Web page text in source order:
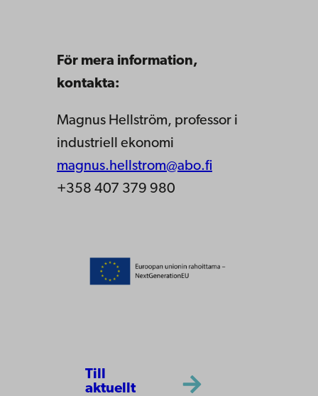
För mera information,
kontakta:
Magnus Hellström, professor i
industriell ekonomi
magnus.hellstrom@abo.fi
+358 407 379 980
Till
aktuellt